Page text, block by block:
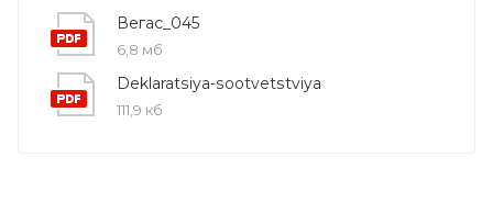
Вегас_045
6,8 мб
Deklaratsiya-sootvetstviya
111,9 кб